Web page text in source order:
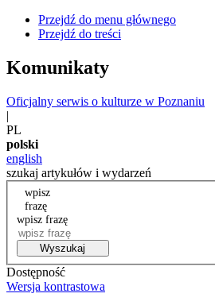
Przejdź do menu głównego
Przejdź do treści
Komunikaty
Oficjalny serwis o kulturze w Poznaniu
|
PL
polski
english
szukaj artykułów i wydarzeń
wpisz
frazę
wpisz frazę
Wyszukaj
Dostępność
Wersja kontrastowa